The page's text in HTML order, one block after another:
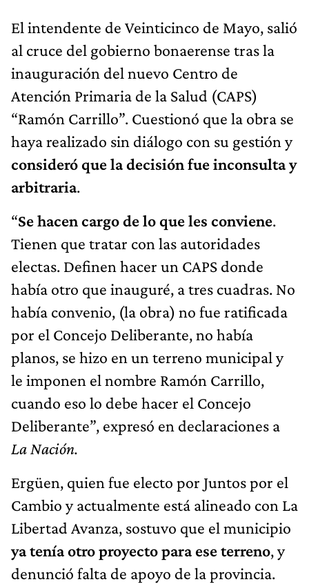
El intendente de Veinticinco de Mayo, salió
al cruce del gobierno bonaerense tras la
inauguración del nuevo Centro de
Atención Primaria de la Salud (CAPS)
“Ramón Carrillo”. Cuestionó que la obra se
haya realizado sin diálogo con su gestión y
consideró que la decisión fue inconsulta y
arbitraria.
“Se hacen cargo de lo que les conviene.
Tienen que tratar con las autoridades
electas. Definen hacer un CAPS donde
había otro que inauguré, a tres cuadras. No
había convenio, (la obra) no fue ratificada
por el Concejo Deliberante, no había
planos, se hizo en un terreno municipal y
le imponen el nombre Ramón Carrillo,
cuando eso lo debe hacer el Concejo
Deliberante”, expresó en declaraciones a
La Nación.
Ergüen, quien fue electo por Juntos por el
Cambio y actualmente está alineado con La
Libertad Avanza, sostuvo que el municipio
ya tenía otro proyecto para ese terreno, y
denunció falta de apoyo de la provincia.